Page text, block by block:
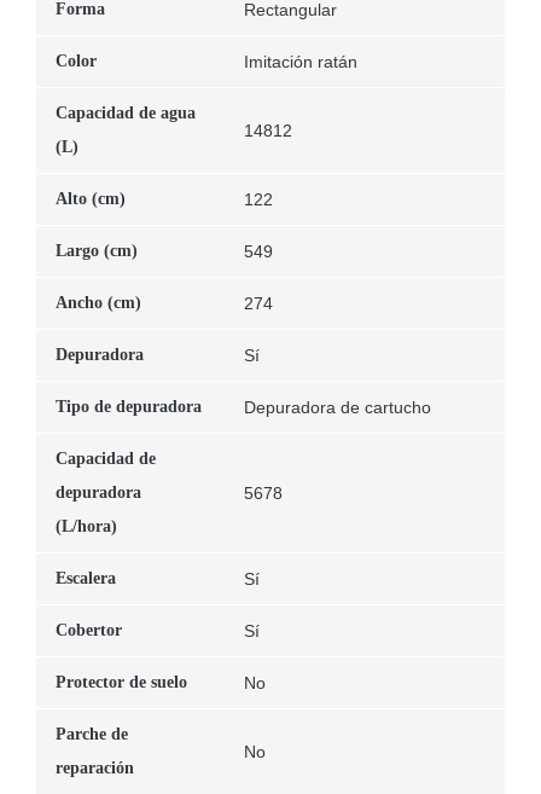
Forma Rectangular
Color Imitación ratán
Capacidad de agua
(L)
14812
Alto (cm) 122
Largo (cm) 549
Ancho (cm) 274
Depuradora Sí
Tipo de depuradora Depuradora de cartucho
Capacidad de
depuradora
(L/hora)
5678
Escalera Sí
Cobertor Sí
Protector de suelo No
Parche de
reparación
No